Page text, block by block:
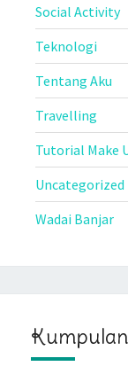
Social Activity
Teknologi
Tentang Aku
Travelling
Tutorial Make
Uncategorized
Wadai Banjar